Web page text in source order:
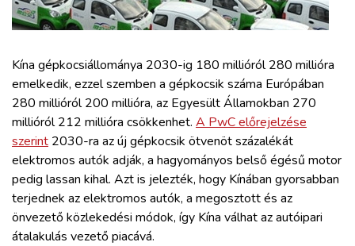
HAJÓZÁS
BLOG
ARCHÍVUM
WEBSHOP
BELÉPÉS
Kína gépkocsiállománya 2030-ig 180 millióról 280 millióra
emelkedik, ezzel szemben a gépkocsik száma Európában
280 millióról 200 millióra, az Egyesült Államokban 270
millióról 212 millióra csökkenhet. A PwC előrejelzése
szerint 2030-ra az új gépkocsik ötvenöt százalékát
elektromos autók adják, a hagyományos belső égésű motor
pedig lassan kihal. Azt is jelezték, hogy Kínában gyorsabban
terjednek az elektromos autók, a megosztott és az
önvezető közlekedési módok, így Kína válhat az autóipari
átalakulás vezető piacává.